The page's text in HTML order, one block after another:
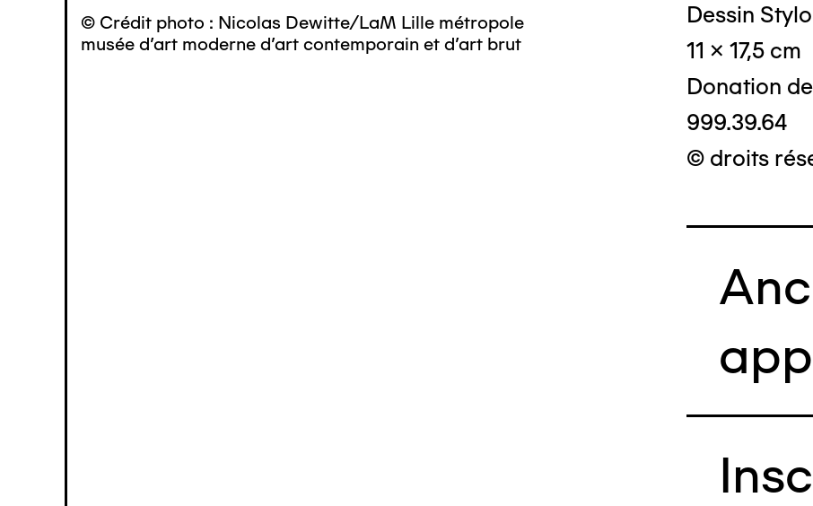
© Crédit photo : Nicolas Dewitte/LaM Lille métropole
musée d’art moderne d’art contemporain et d’art brut
Dessin
11 x 17,5 cm
Donation
999.39.64
© droits